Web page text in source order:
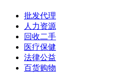
批发代理
人力资源
回收二手
医疗保健
法律公益
百货购物